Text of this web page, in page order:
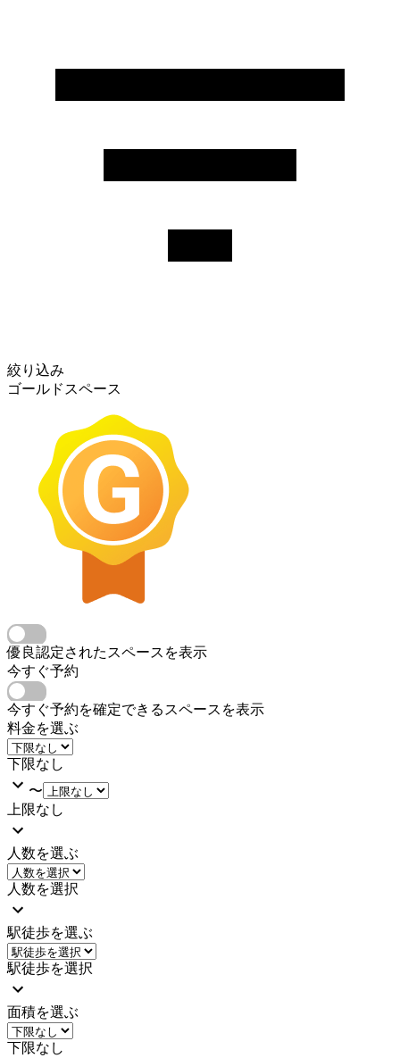
絞り込み
ゴールドスペース
優良認定されたスペースを表示
今すぐ予約
今すぐ予約を確定できるスペースを表示
料金を選ぶ
下限なし
〜
上限なし
人数を選ぶ
人数を選択
駅徒歩を選ぶ
駅徒歩を選択
面積を選ぶ
下限なし